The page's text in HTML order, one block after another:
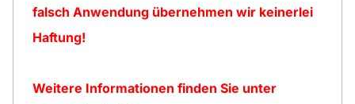
falsch Anwendung übernehmen wir keinerlei
Haftung!
Weitere Informationen finden Sie unter